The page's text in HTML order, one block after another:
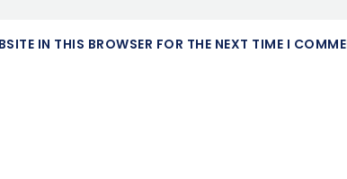
IN THIS BROWSER FOR THE NEXT TIME I